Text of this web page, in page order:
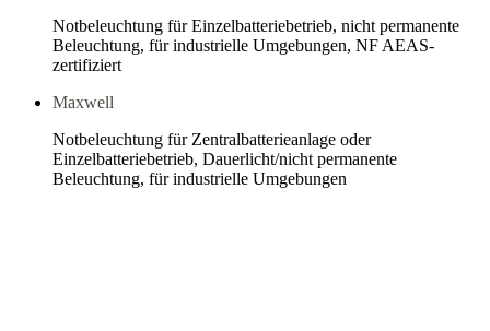
Notbeleuchtung für Einzelbatteriebetrieb, nicht permanente
Beleuchtung, für industrielle Umgebungen, NF AEAS-
zertifiziert
Maxwell
Notbeleuchtung für Zentralbatterieanlage oder
Einzelbatteriebetrieb, Dauerlicht/nicht permanente
Beleuchtung, für industrielle Umgebungen